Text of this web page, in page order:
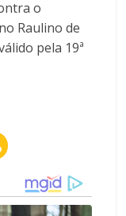
o
Raulino de
pela 19ª